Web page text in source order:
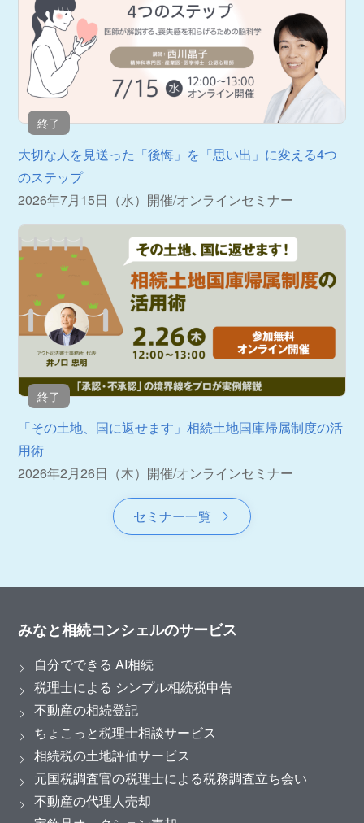
終了
大切な人を見送った「後悔」を「思い出」に変える4つ
のステップ
2026年7月15日（水）開催/オンラインセミナー
終了
「その土地、国に返せます」相続土地国庫帰属制度の活
用術
2026年2月26日（木）開催/オンラインセミナー
セミナー一覧
みなと相続コンシェルのサービス
自分でできる AI相続
税理士による シンプル相続税申告
不動産の相続登記
ちょこっと税理士相談サービス
相続税の土地評価サービス
元国税調査官の税理士による税務調査立ち会い
不動産の代理人売却